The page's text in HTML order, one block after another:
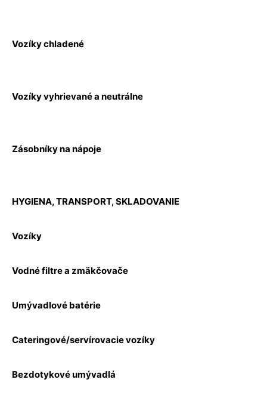
Vozíky chladené
Vozíky vyhrievané a neutrálne
Zásobníky na nápoje
HYGIENA, TRANSPORT, SKLADOVANIE
Vozíky
Vodné filtre a zmäkčovače
Umývadlové batérie
Cateringové/servírovacie vozíky
Bezdotykové umývadlá